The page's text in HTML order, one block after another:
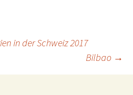
in der Schweiz 2017
Bilbao →